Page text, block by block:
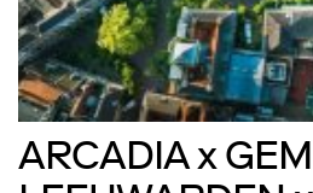
ARCADIA x